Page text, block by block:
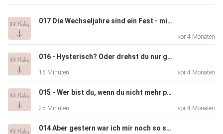
Danke, dass du heute dabei warst! ️
Perimenopause Decode findest du hier:
https://www.hotflashesundhumandesign.de/perimenopaus
https://www.instagram.com/hotflashesundhumandesign
017 Die Wechseljahre sind ein Fest - mit Sylke Meyer
vor 4 Monaten
016 - Hysterisch? Oder drehst du nur grade durch?
15 Minuten vor 4 Monaten
015 - Wer bist du, wenn du nicht mehr performst?
25 Minuten vor 4 Monaten
014 Aber gestern war ich mir noch so sicher!